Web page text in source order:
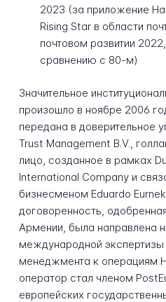
2023 (за приложение
Rising Star в области
почтовом развитии
сравнению с 80-м)
Значительное
произошло в ноябре 2006
передана в доверительное
Trust Management B.V.,
лицо, созданное в рамках
International Company и
бизнесменом Eduardo
договоренность,
Армении, была направлена
международной экспертизы
менеджмента к операциям
оператор стал членом
европейских